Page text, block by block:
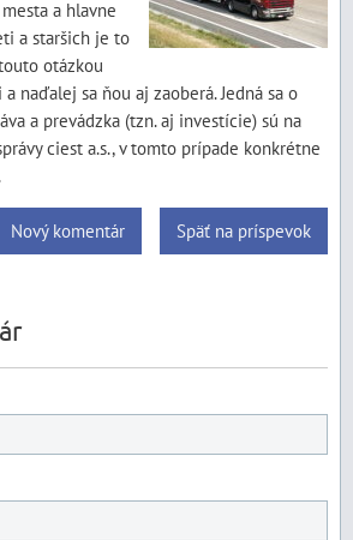
a hlavne
a staršich je to
otázkou
naďalej sa ňou aj zaoberá. Jedná sa o
a prevádzka (tzn. aj investície) sú na
ciest a.s., v tomto prípade konkrétne
Späť na príspevok
Nový komentár